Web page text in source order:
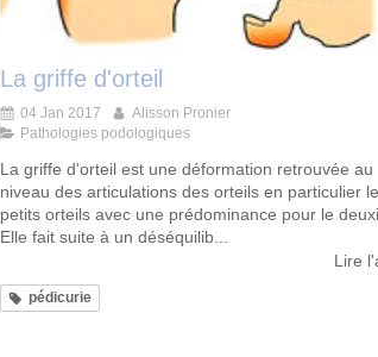
La griffe d'orteil
04 Jan 2017
Alisson Pronier
Pathologies podologiques
La griffe d'orteil est une déformation retrouvée au
niveau des articulations des orteils en particulier
petits orteils avec une prédominance pour le
Elle fait suite à un déséquilib...
Lire
pédicurie